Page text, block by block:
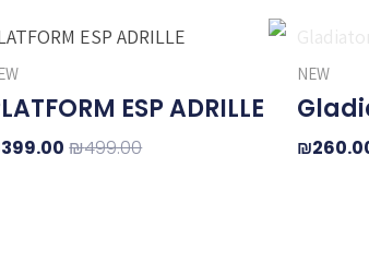
NEW
₪
המחיר
₪260.00.
ESP ADRILLE
₪499.00
המחיר
399.00